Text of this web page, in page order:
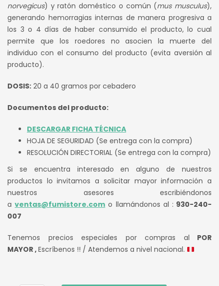
era:
S/ 250.00.
es:
S/ 230.00.
norvegicus) y ratón doméstico o común (mus musculus),
generando hemorragias internas de manera progresiva a
los 3 o 4 días de haber consumido el producto, lo cual
permite que los roedores no asocien la muerte del
individuo con el consumo del producto (evita aversión al
producto).
DOSIS: 20 a 40 gramos por cebadero
Documentos del producto:
DESCARGAR FICHA TÉCNICA
HOJA DE SEGURIDAD (Se entrega con la compra)
RESOLUCIÓN DIRECTORIAL (Se entrega con la compra)
Si se encuentra interesado en alguno de nuestros
productos lo invitamos a solicitar mayor información a
nuestros asesores escribiéndonos
aventas@fumistore.com o llamándonos al : 930-240-
007
Tenemos precios especiales por compras al POR
MAYOR ,Escríbenos !! / Atendemos a nivel nacional.